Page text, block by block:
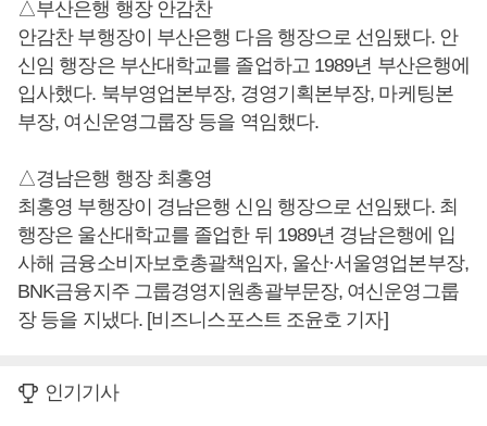
△부산은행 행장 안감찬
안감찬 부행장이 부산은행 다음 행장으로 선임됐다. 안
신임 행장은 부산대학교를 졸업하고 1989년 부산은행에
입사했다. 북부영업본부장, 경영기획본부장, 마케팅본
부장, 여신운영그룹장 등을 역임했다.
△경남은행 행장 최홍영
최홍영 부행장이 경남은행 신임 행장으로 선임됐다. 최
행장은 울산대학교를 졸업한 뒤 1989년 경남은행에 입
사해 금융소비자보호총괄책임자, 울산·서울영업본부장,
BNK금융지주 그룹경영지원총괄부문장, 여신운영그룹
장 등을 지냈다. [비즈니스포스트 조윤호 기자]
인기기사